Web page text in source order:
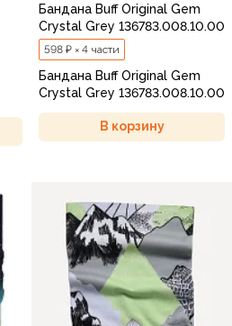
Бандана Buff Original Gem
Crystal Grey 136783.008.10.00
598 ₽ × 4 части
Бандана Buff Original Gem
Crystal Grey 136783.008.10.00
В корзину